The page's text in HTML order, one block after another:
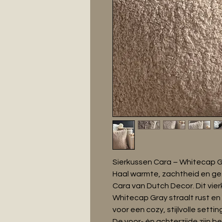
Sierkussen Cara – Whitecap
Haal warmte, zachtheid en
Cara van Dutch Decor. Dit
Whitecap Gray straalt rust
voor een cozy, stijlvolle